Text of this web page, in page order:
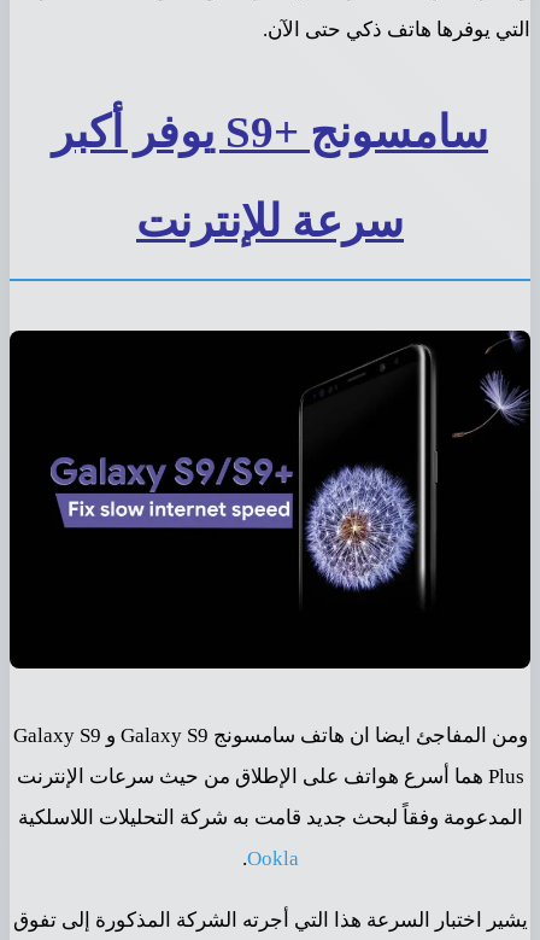
التي يوفرها هاتف ذكي حتى الآن.
سامسونج +S9 يوفر أكبر
سرعة للإنترنت
ومن المفاجئ ايضا ان هاتف سامسونج Galaxy S9 و Galaxy S9
Plus هما أسرع هواتف على الإطلاق من حيث سرعات الإنترنت
المدعومة وفقاً لبحث جديد قامت به شركة التحليلات اللاسلكية
Ookla
.
يشير اختبار السرعة هذا التي أجرته الشركة المذكورة إلى تفوق